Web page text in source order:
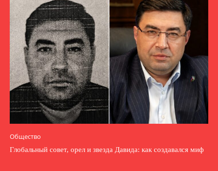
Общество
Глобальный совет, орел и звезда Давида: как создавался миф